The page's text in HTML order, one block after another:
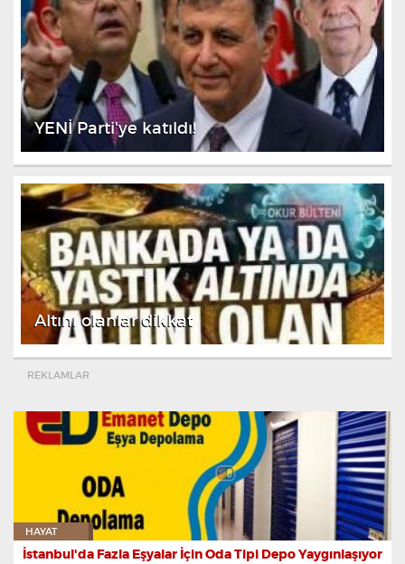
YENİ Parti'ye katıldı!
Altını olanlar dikkat
REKLAMLAR
HAYAT
İstanbul'da Fazla Eşyalar İçin Oda Tipi Depo Yaygınlaşıyor